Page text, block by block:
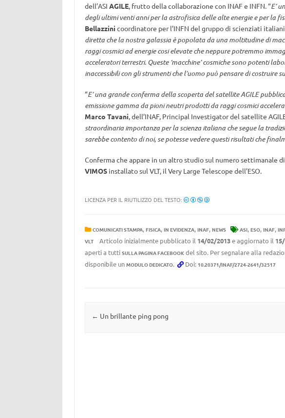
dell’ASI AGILE, frutto della collaborazione con INAF e INFN. “E’
degli ultimi venti anni per la astrofisica delle alte energie e per la
Bellazzini coordinatore per l’INFN del gruppo di scienziati
diretta che la nostra galassia è popolata da una moltitudine di
raggi cosmici ad energie cosi elevate che neppure potremmo
acceleratori terrestri. Queste ‘macchine’ cosmiche sono potenti
inaccessibili con gli strumenti che l’uomo può pensare di costruire
“E’ una grande conferma della scoperta del satellite AGILE
emissione gamma da pioni neutri prodotti da raggi cosmici
Marco Tavani, dell’INAF, Principal Investigator del satellite
straordinaria importanza per la scienza italiana che segue la
sarebbe contento di noi, se potesse vedere questi risultati che
Conferma che appare in un altro studio sul numero settimanale
VIMOSinstallato sul VLT, il Very Large Telescope dell’ESO.
LICENZA PER IL RIUTILIZZO DEL TESTO:
COMUNICATI STAMPA, FISICA, IN EVIDENZA, INAF, NEWS ASI, ESO, INAF,
VLT Articolo inizialmente pubblicato il 14/02/2013e aggiornato il
aperti a tutti SULLA PAGINA FACEBOOKdel sito. Per segnalare alla
disponibile un MODULO DEDICATO. Doi: 10.20371/INAF/2724-2641/32517
Navigazione articolo
← Un brillante ping pong